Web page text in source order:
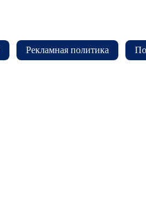
Рекламная политика